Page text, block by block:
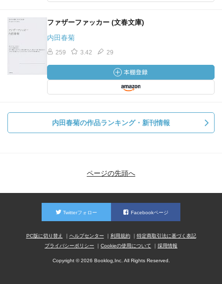
ファザーファッカー (文春文庫)
内田春菊
259 3.42 29
内田春菊の作品ランキング・新刊情報
ページの先頭へ
Twitterフォロー Facebookページ
PC版に切り替え ヘルプセンター 利用規約
特定商取引法に基づく表記
プライバシーポリシー
Cookieの使用について 採用情報
Copyright © 2026 Booklog,Inc. All Rights Reserved.